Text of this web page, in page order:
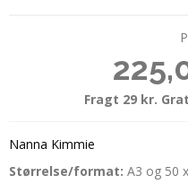
Fragt 29 kr.
Nanna Kimmie
Størrelse/format: A3 og 50